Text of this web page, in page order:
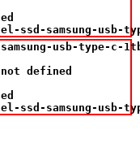
ssd-samsung-usb-
usb-type-c-1tb-
defined
ssd-samsung-usb-